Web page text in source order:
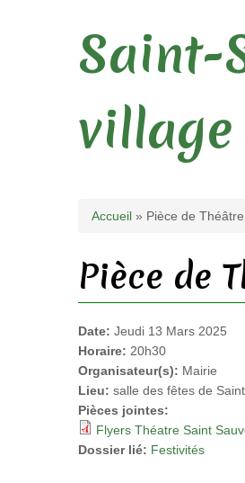
Saint-
village
Vous êtes ici
Accueil » Pièce de
Pièce de
Date: Jeudi 13 Mars 2025
Horaire: 20h30
Organisateur(s): Mairie
Lieu: salle des fêtes de
Pièces jointes:
Flyers Théatre Saint
Dossier lié: Festivités